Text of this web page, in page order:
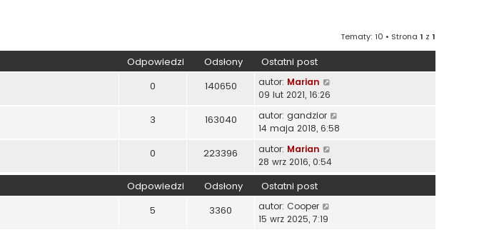
Tematy: 10 • Strona 1 z 1
Odpowiedzi Odsłony Ostatni post
0 140650 autor: Marian
09 lut 2021, 16:26
3 163040 autor: gandzior
14 maja 2018, 6:58
0 223396 autor: Marian
28 wrz 2016, 0:54
Odpowiedzi Odsłony Ostatni post
5 3360 autor: Cooper
15 wrz 2025, 7:19